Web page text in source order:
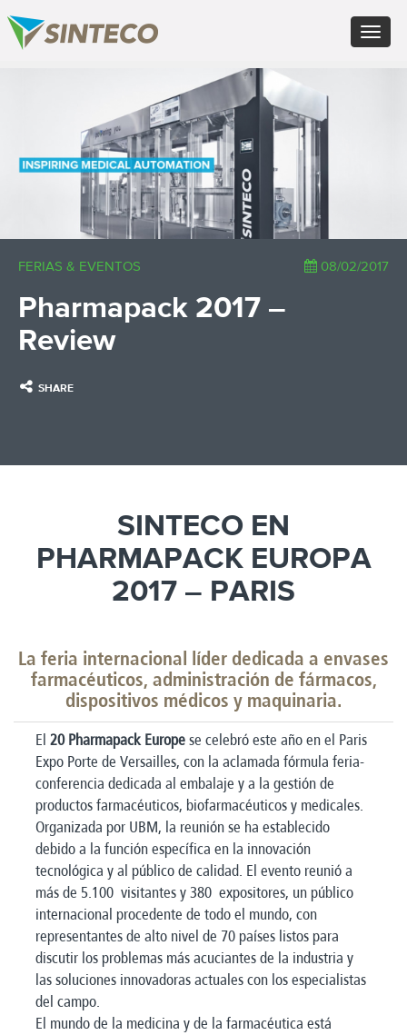
Toggle
×
ES - Español
PT - Português (PT)
RU - Русский
PL - Język polski
ZH - 汉语
JA - 日本語
TR - Türkçe
AE - اللغة العربية
FERIAS & EVENTOS 08/02/2017
Pharmapack 2017 –
Review
SHARE
SINTECO EN
PHARMAPACK EUROPA
2017 – PARIS
La feria internacional líder dedicada a envases
farmacéuticos, administración de fármacos,
dispositivos médicos y maquinaria.
El 20 Pharmapack Europe se celebró este año en el Paris
Expo Porte de Versailles, con la aclamada fórmula feria-
conferencia dedicada al embalaje y a la gestión de
productos farmacéuticos, biofarmacéuticos y medicales.
Organizada por UBM, la reunión se ha establecido
debido a la función específica en la innovación
tecnológica y al público de calidad. El evento reunió a
más de 5.100 visitantes y 380 expositores, un público
internacional procedente de todo el mundo, con
representantes de alto nivel de 70 países listos para
discutir los problemas más acuciantes de la industria y
las soluciones innovadoras actuales con los especialistas
del campo.
El mundo de la medicina y de la farmacéutica está